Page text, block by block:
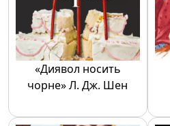
«Диявол носить
чорне» Л. Дж. Шен